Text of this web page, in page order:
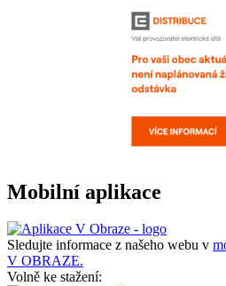
Mobilní aplikace
Sledujte informace z našeho webu v
V OBRAZE.
Volně ke stažení: